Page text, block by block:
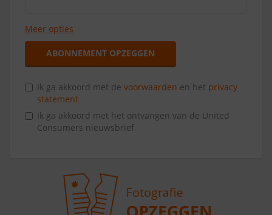
Meer opties
ABONNEMENT OPZEGGEN
Ik ga akkoord met de voorwaarden en het privacy
statement
Ik ga akkoord met het ontvangen van de United
Consumers nieuwsbrief